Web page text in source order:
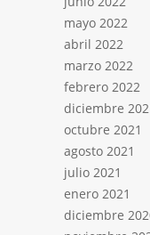
mayo 2022
abril 2022
marzo 2022
febrero 2022
diciembre
octubre 2021
agosto 2021
julio 2021
enero 2021
diciembre